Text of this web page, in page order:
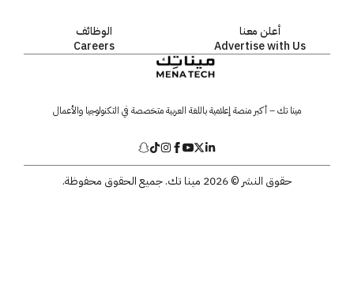
أعلن معنا
Advertise with Us
الوظائف
Careers
مينا تك – أكبر منصة إعلامية باللغة العربية متخصصة في التكنولوجيا والأعمال
حقوق النشر © 2026 مينا تك. جميع الحقوق محفوظة.